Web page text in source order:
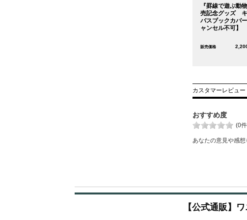
『罫線で遊ぶ動
売記念グッズ
バスブックカバ
ャンセル不可】
販売価格
カスタマーレビュー
おすすめ度
(0
あなたの意見や感想
【公式通販】